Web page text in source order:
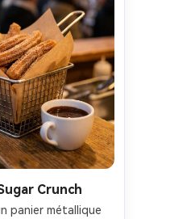
Crunch
panier métallique